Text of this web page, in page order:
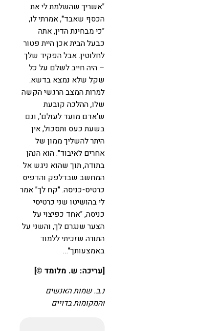
"אשריך שהשלמת לי את
הכסף שאבד", אמרתי לו,
"כי מבחינת הדין, אתה
כבעל הבית אכן היית פטור
לחלוטין. אבל הפקיד שלך
– היה חייב לשלם על כל
שקל שלא נמצא בדשא.
למרות המצב הרגשי הקשה
שלו, ההלכה קובעת
ש'אדם מועד לעולם', וגם
בשעת כעס ותסכול, אין
היתר להשליך ממון של
אחרים לאיבוד". הוא הנהן
בתודה, תוך שהוא ניגש אל
המחשב שבדלפק והדפיס
כרטיס-כניסה. "קח לך" אמר
לי בהושיטו שני כרטיסי
כניסה, "אחד כפיצוי על
הצער שנגרם לך, והשני על
התורה שזכיתי ללמוד
באמצעותך"…
[עריכה: ש. מלומד ©️]
נ.ב. שמות האנשים
והמקומות בדויים